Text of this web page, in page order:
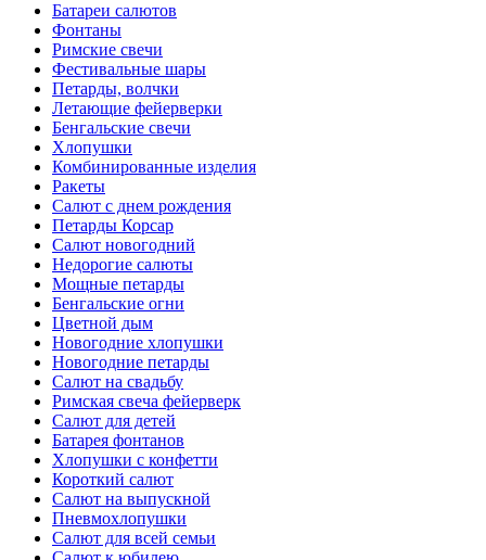
Батареи салютов
Фонтаны
Римские свечи
Фестивальные шары
Петарды, волчки
Летающие фейерверки
Бенгальские свечи
Хлопушки
Комбинированные изделия
Ракеты
Салют с днем рождения
Петарды Корсар
Салют новогодний
Недорогие салюты
Мощные петарды
Бенгальские огни
Цветной дым
Новогодние хлопушки
Новогодние петарды
Салют на свадьбу
Римская свеча фейерверк
Салют для детей
Батарея фонтанов
Хлопушки с конфетти
Короткий салют
Салют на выпускной
Пневмохлопушки
Салют для всей семьи